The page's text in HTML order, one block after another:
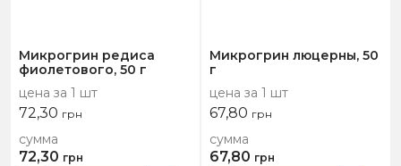
Микрогрин редиса
фиолетового, 50 г
цена за 1 шт
72,30 грн
сумма
72,30 грн
Микрогрин люцерны, 50
г
цена за 1 шт
67,80 грн
сумма
67,80 грн